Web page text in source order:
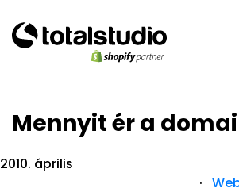
Mennyit ér a
2010. április
·